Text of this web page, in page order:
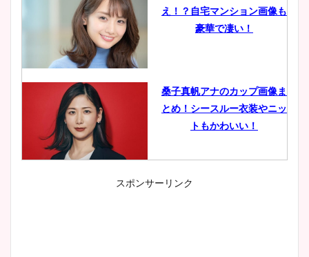
え！？自宅マンション画像も
豪華で凄い！
桑子真帆アナのカップ画像ま
とめ！シースルー衣装やニッ
トもかわいい！
小室瑛莉子のカップ画像まと
スポンサーリンク